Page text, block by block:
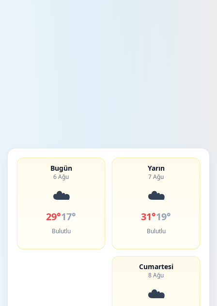
Bugün
6 Ağu
☁️
29°17°
Bulutlu
Yarın
7 Ağu
☁️
31°19°
Bulutlu
Cumartesi
8 Ağu
☁️